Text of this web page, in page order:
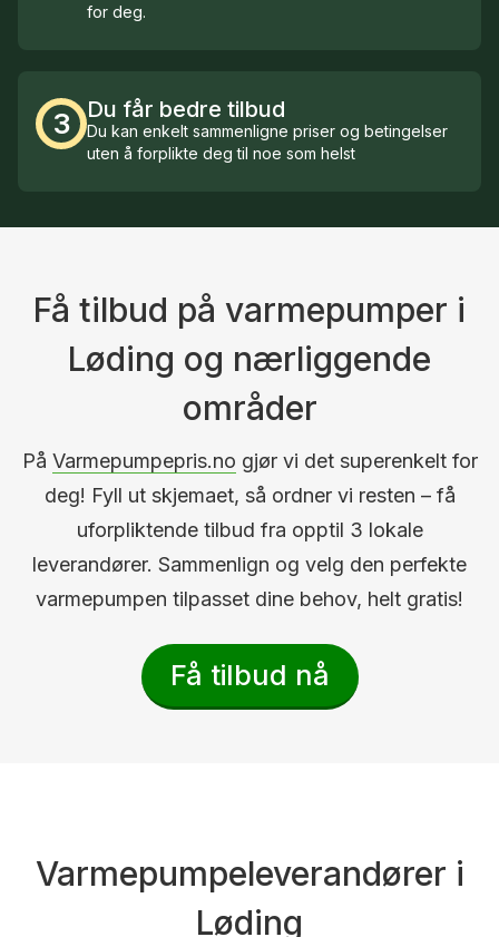
for deg.
3 Du får bedre tilbud
Du kan enkelt sammenligne priser og betingelser
uten å forplikte deg til noe som helst
Få tilbud på varmepumper i
Løding og nærliggende
områder
På Varmepumpepris.no gjør vi det superenkelt for
deg! Fyll ut skjemaet, så ordner vi resten – få
uforpliktende tilbud fra opptil 3 lokale
leverandører. Sammenlign og velg den perfekte
varmepumpen tilpasset dine behov, helt gratis!
Få tilbud nå
Varmepumpeleverandører i
Løding